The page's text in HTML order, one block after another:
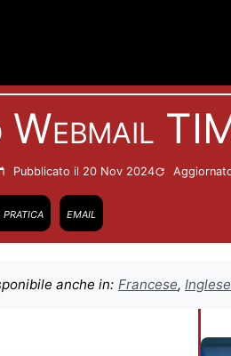
Webmail
Pubblicato il 20 Nov 2024
pratica email
anche in: Francese, Inglese